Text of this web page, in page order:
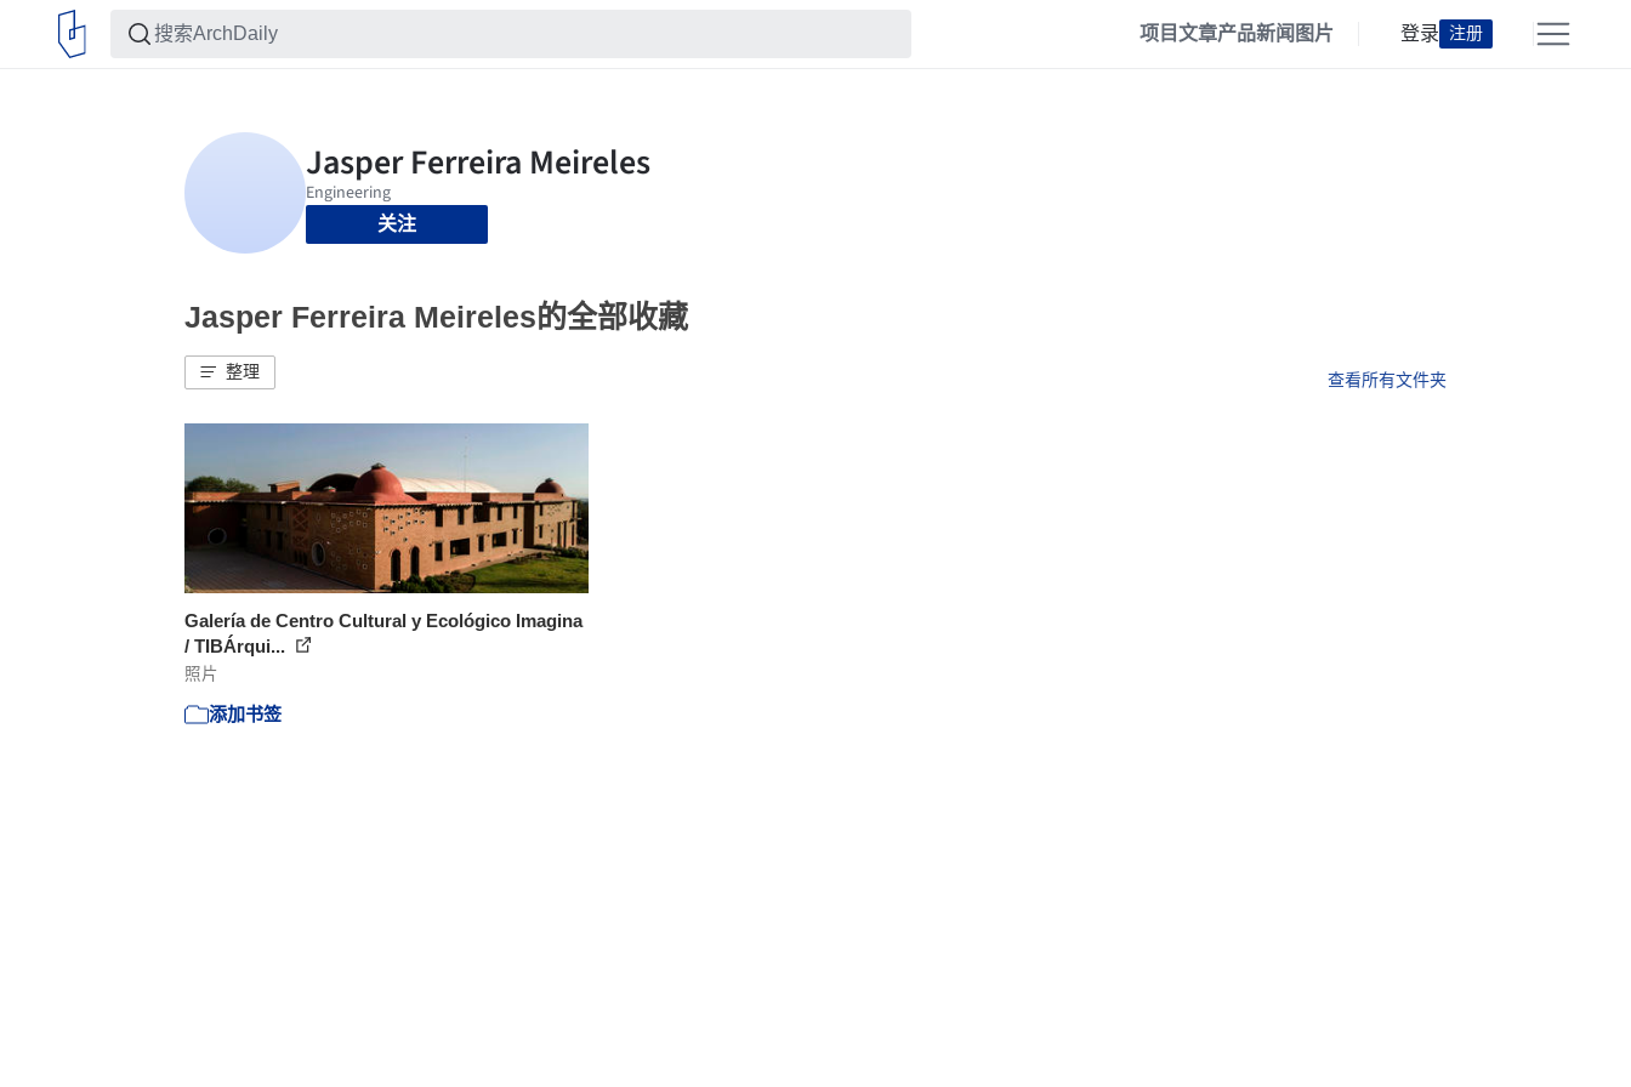
项目文章产品新闻 图片 登录 注册
关注
Jasper Ferreira Meireles的全部收藏
整理 查看所有文件夹
Galería de Centro Cultural y Ecológico Imagina
/ TIBÁrqui...
照片
添加书签